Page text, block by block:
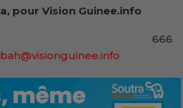
pour Vision Guinee.info
666